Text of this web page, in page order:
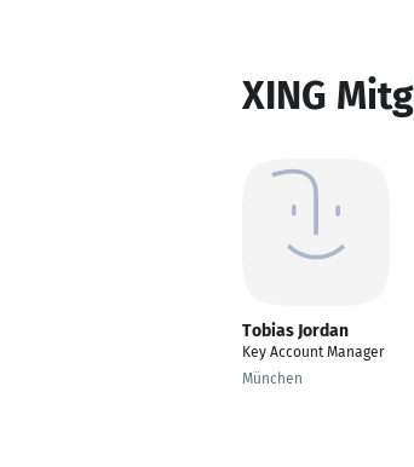
XING
Tobias Jordan
Key Account Manager
München